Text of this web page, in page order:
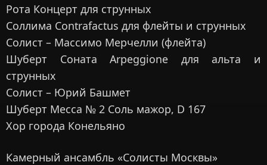
Рота Концерт для струнных
Соллима Contrafactus для флейты и струнных
Солист – Массимо Мерчелли (флейта)
Шуберт Соната Arpeggione для альта и
струнных
Солист – Юрий Башмет
Шуберт Месса № 2 Соль мажор, D 167
Хор города Конельяно
Камерный ансамбль «Солисты Москвы»